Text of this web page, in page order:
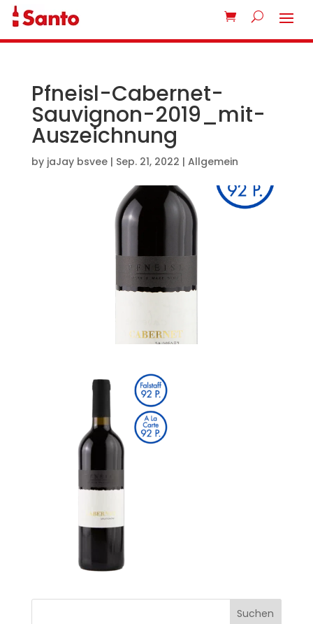
Pfneisl-Cabernet-
Sauvignon-2019_mit-
Auszeichnung
by jaJay bsvee| Sep. 21, 2022 | Allgemein